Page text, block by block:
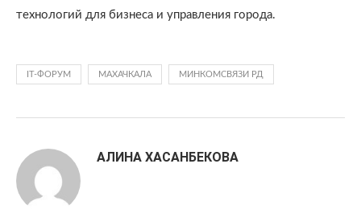
технологий для бизнеса и управления города.
IT-ФОРУМ МАХАЧКАЛА МИНКОМСВЯЗИ РД
АЛИНА ХАСАНБЕКОВА